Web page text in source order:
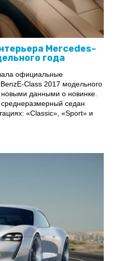
Mercedes-
года
официальные
Class 2017 модельного
данными о новинке.
среднеразмерный седан
«Classic», «Sport» и